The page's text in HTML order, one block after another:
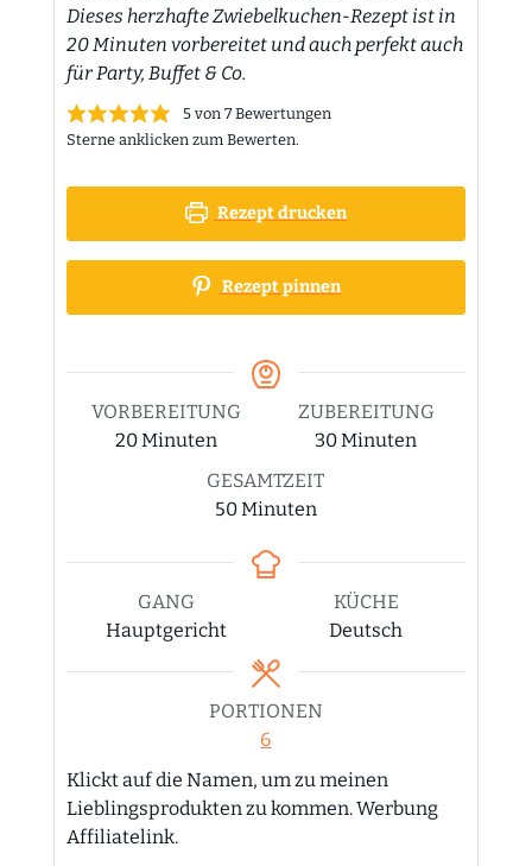
Dieses herzhafte Zwiebelkuchen-Rezept ist in
20 Minuten vorbereitet und auch perfekt auch
für Party, Buffet & Co.
5von 7Bewertungen
Sterne anklicken zum Bewerten.
Rezept drucken
Rezept pinnen
VORBEREITUNG
20Minuten
Minuten
ZUBEREITUNG
30Minuten
Minuten
GESAMTZEIT
50Minuten
Minuten
GANG
Hauptgericht
KÜCHE
Deutsch
PORTIONEN
6
Klickt auf die Namen, um zu meinen
Lieblingsprodukten zu kommen. Werbung
Affiliatelink.